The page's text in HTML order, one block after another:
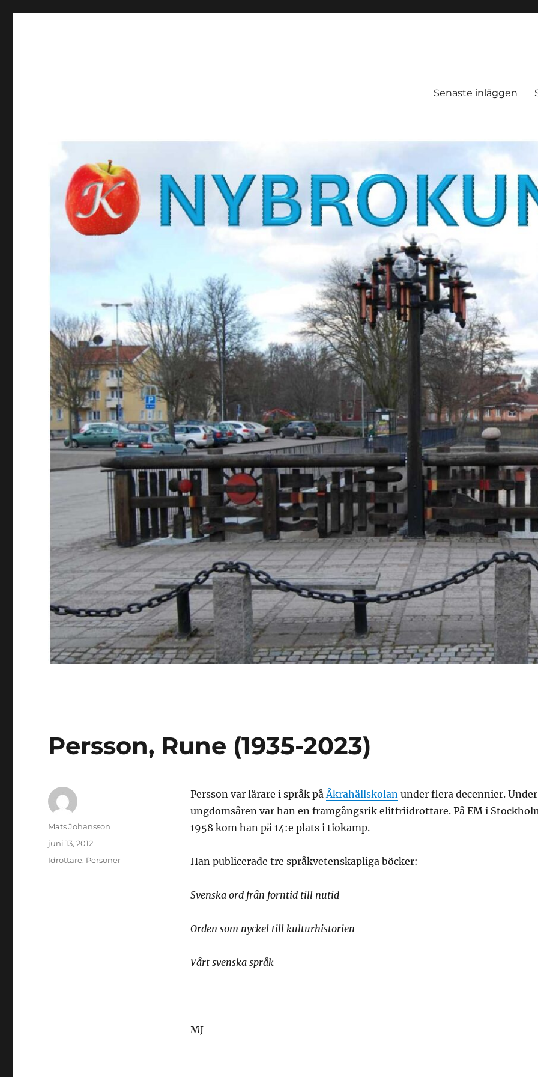
Senaste inläggen
Persson, Rune (1935-2023)
Persson var lärare i språk på Åkrahällskolan under flera decennier. Under
ungdomsåren var han en framgångsrik elitfriidrottare. På EM i
1958 kom han på 14:e plats i tiokamp.
Han publicerade tre språkvetenskapliga böcker:
Svenska ord från forntid till nutid
Orden som nyckel till kulturhistorien
Vårt svenska språk
MJ
Författare
Mats Johansson
Publicerat
den
juni 13, 2012
Kategorier
Idrottare, Personer